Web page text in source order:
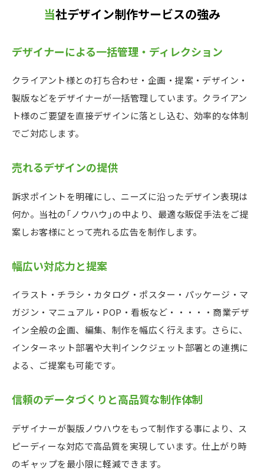
当社デザイン制作サービスの強み
デザイナーによる一括管理・ディレクション
クライアント様との打ち合わせ・企画・提案・デザイン・
製版などをデザイナーが一括管理しています。クライアン
ト様のご要望を直接デザインに落とし込む、効率的な体制
でご対応します。
売れるデザインの提供
訴求ポイントを明確にし、ニーズに沿ったデザイン表現は
何か。当社の｢ノウハウ｣の中より、最適な販促手法をご提
案しお客様にとって売れる広告を制作します。
幅広い対応力と提案
イラスト・チラシ・カタログ・ポスター・パッケージ・マ
ガジン・マニュアル・POP・看板など・・・・・商業デザ
イン全般の企画、編集、制作を幅広く行えます。さらに、
インターネット部署や大判インクジェット部署との連携に
よる、ご提案も可能です。
信頼のデータづくりと高品質な制作体制
デザイナーが製版ノウハウをもって制作する事により、ス
ピーディーな対応で高品質を実現しています。仕上がり時
のギャップを最小限に軽減できます。